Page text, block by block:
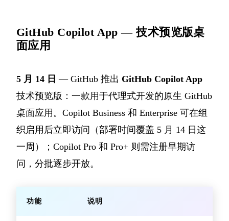
GitHub Copilot App — 技术预览版桌
面应用
5 月 14 日 — GitHub 推出 GitHub Copilot App
技术预览版：一款用于代理式开发的原生 GitHub
桌面应用。Copilot Business 和 Enterprise 可在组
织启用后立即访问（部署时间覆盖 5 月 14 日这
一周）；Copilot Pro 和 Pro+ 则需注册早期访
问，分批逐步开放。
功能 说明